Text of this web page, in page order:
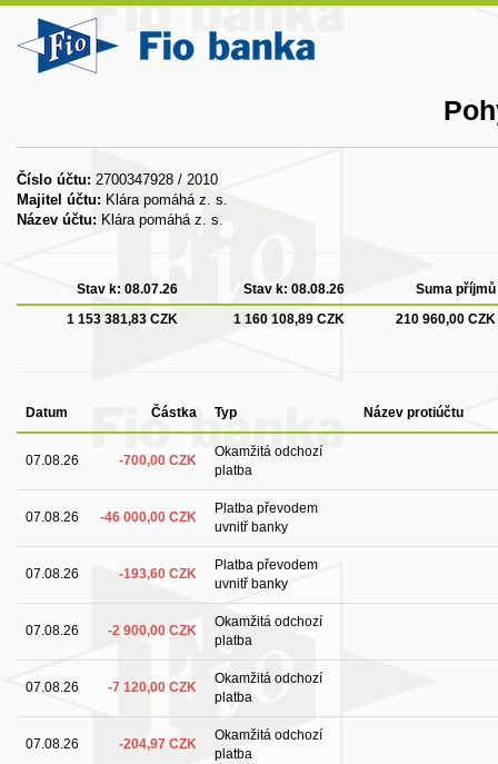
Číslo účtu: 2700347928 / 2010
Majitel účtu: Klára pomáhá z. s.
Název účtu: Klára pomáhá z. s.
Stav k: 08.07.26 Stav k: 08.08.26
Suma příjmů
1 153 381,83 CZK
1 160 108,89 CZK 210 960,00 CZK
Datum Částka Typ Název protiúčtu
07.08.26 -700,00 CZK
Okamžitá odchozí
platba
07.08.26 -46 000,00 CZK
Platba převodem
uvnitř banky
07.08.26 -193,60 CZK
Platba převodem
uvnitř banky
07.08.26 -2 900,00 CZK
Okamžitá odchozí
platba
07.08.26 -7 120,00 CZK
Okamžitá odchozí
platba
07.08.26 -204,97 CZK
Okamžitá odchozí
platba